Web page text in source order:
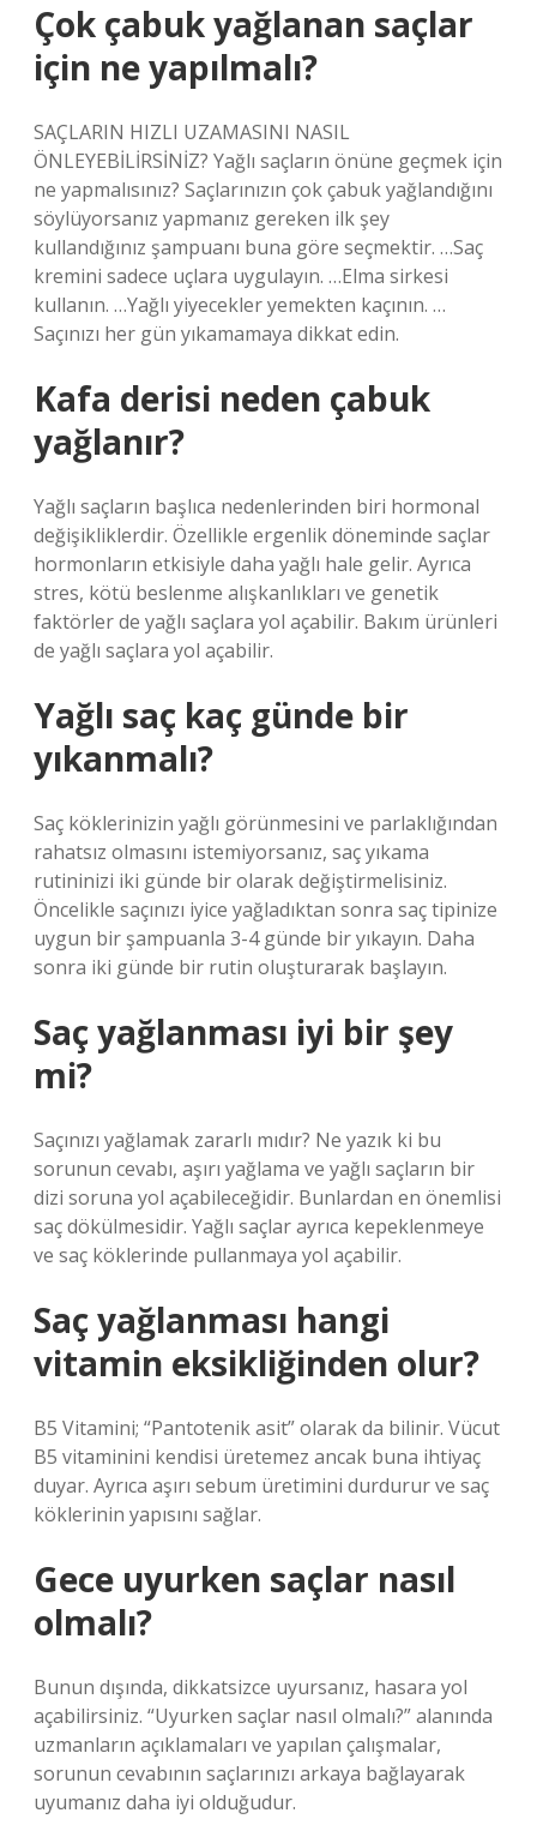
Çok çabuk yağlanan saçlar
için ne yapılmalı?
SAÇLARIN HIZLI UZAMASINI NASIL
ÖNLEYEBİLİRSİNİZ? Yağlı saçların önüne geçmek için
ne yapmalısınız? Saçlarınızın çok çabuk yağlandığını
söylüyorsanız yapmanız gereken ilk şey
kullandığınız şampuanı buna göre seçmektir. …Saç
kremini sadece uçlara uygulayın. …Elma sirkesi
kullanın. …Yağlı yiyecekler yemekten kaçının. …
Saçınızı her gün yıkamamaya dikkat edin.
Kafa derisi neden çabuk
yağlanır?
Yağlı saçların başlıca nedenlerinden biri hormonal
değişikliklerdir. Özellikle ergenlik döneminde saçlar
hormonların etkisiyle daha yağlı hale gelir. Ayrıca
stres, kötü beslenme alışkanlıkları ve genetik
faktörler de yağlı saçlara yol açabilir. Bakım ürünleri
de yağlı saçlara yol açabilir.
Yağlı saç kaç günde bir
yıkanmalı?
Saç köklerinizin yağlı görünmesini ve parlaklığından
rahatsız olmasını istemiyorsanız, saç yıkama
rutininizi iki günde bir olarak değiştirmelisiniz.
Öncelikle saçınızı iyice yağladıktan sonra saç tipinize
uygun bir şampuanla 3-4 günde bir yıkayın. Daha
sonra iki günde bir rutin oluşturarak başlayın.
Saç yağlanması iyi bir şey
mi?
Saçınızı yağlamak zararlı mıdır? Ne yazık ki bu
sorunun cevabı, aşırı yağlama ve yağlı saçların bir
dizi soruna yol açabileceğidir. Bunlardan en önemlisi
saç dökülmesidir. Yağlı saçlar ayrıca kepeklenmeye
ve saç köklerinde pullanmaya yol açabilir.
Saç yağlanması hangi
vitamin eksikliğinden olur?
B5 Vitamini; “Pantotenik asit” olarak da bilinir. Vücut
B5 vitaminini kendisi üretemez ancak buna ihtiyaç
duyar. Ayrıca aşırı sebum üretimini durdurur ve saç
köklerinin yapısını sağlar.
Gece uyurken saçlar nasıl
olmalı?
Bunun dışında, dikkatsizce uyursanız, hasara yol
açabilirsiniz. “Uyurken saçlar nasıl olmalı?” alanında
uzmanların açıklamaları ve yapılan çalışmalar,
sorunun cevabının saçlarınızı arkaya bağlayarak
uyumanız daha iyi olduğudur.